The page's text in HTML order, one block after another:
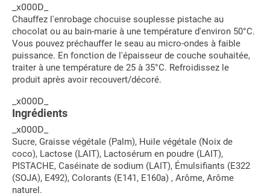
_x000D_
Chauffez l'enrobage chocuise souplesse pistache au
chocolat ou au bain-marie à une température d'environ 50°C.
Vous pouvez préchauffer le seau au micro-ondes à faible
puissance. En fonction de l'épaisseur de couche souhaitée,
traiter à une température de 25 à 35°C. Refroidissez le
produit après avoir recouvert/décoré.
_x000D_
Ingrédients
_x000D_
Sucre, Graisse végétale (Palm), Huile végétale (Noix de
coco), Lactose (LAIT), Lactosérum en poudre (LAIT),
PISTACHE, Caséinate de sodium (LAIT), Émulsifiants (E322
(SOJA), E492), Colorants (E141, E160a) , Arôme, Arôme
naturel.